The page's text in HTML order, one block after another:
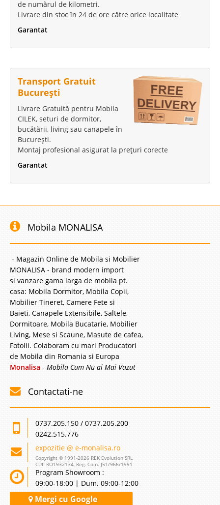
de numărul de kilometri.
Livrare din stoc în 24 de ore către orice localitate
Garantat
Transport Gratuit
București
Livrare Gratuită pentru Mobila
CILEK, seturi de dormitor,
bucătării, living sau canapele în
București.
Montaj profesional asigurat la prețuri corecte
Garantat
Mobila MONALISA
- Magazin Online de Mobila si Mobilier
MONALISA - brand modern import
si vanzare gama larga de mobila pt.
casa: Mobila Dormitor, Mobila Copii,
Mobilier Tineret, Camere Fete si
Baieti, Canapele Extensibile, Saltele,
Dormitoare, Mobila Bucatarie, Mobilier
Living, Mese si Scaune, Masute de cafea,
Fotolii. Colaboram cu mari Producatori
de Mobila din Romania si Europa
Monalisa - Mobila Cum Nu ai Mai Vazut
Contactati-ne
0737.205.150 / 0737.205.200
0242.515.776
expozitie @ e-monalisa.ro
Copyright © 1991-2026 REK Evolution SRL
CUI: RO1932134, Reg. Com. J51/966/1991
Program Showroom :
09:00-18:00 | Dum. 09:00-12:00
Mergi cu Google